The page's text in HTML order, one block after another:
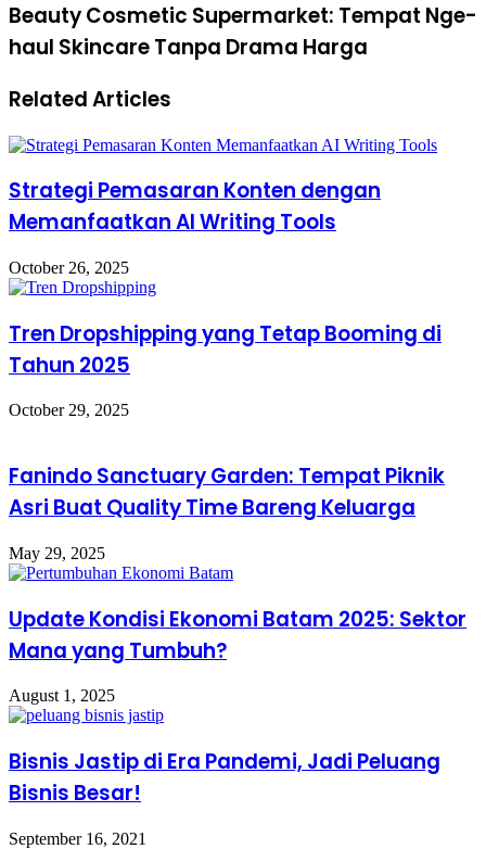
Beauty Cosmetic Supermarket: Tempat Nge-
haul Skincare Tanpa Drama Harga
Related Articles
Strategi Pemasaran Konten dengan
Memanfaatkan AI Writing Tools
October 26, 2025
Tren Dropshipping yang Tetap Booming di
Tahun 2025
October 29, 2025
Fanindo Sanctuary Garden: Tempat Piknik
Asri Buat Quality Time Bareng Keluarga
May 29, 2025
Update Kondisi Ekonomi Batam 2025: Sektor
Mana yang Tumbuh?
August 1, 2025
Bisnis Jastip di Era Pandemi, Jadi Peluang
Bisnis Besar!
September 16, 2021